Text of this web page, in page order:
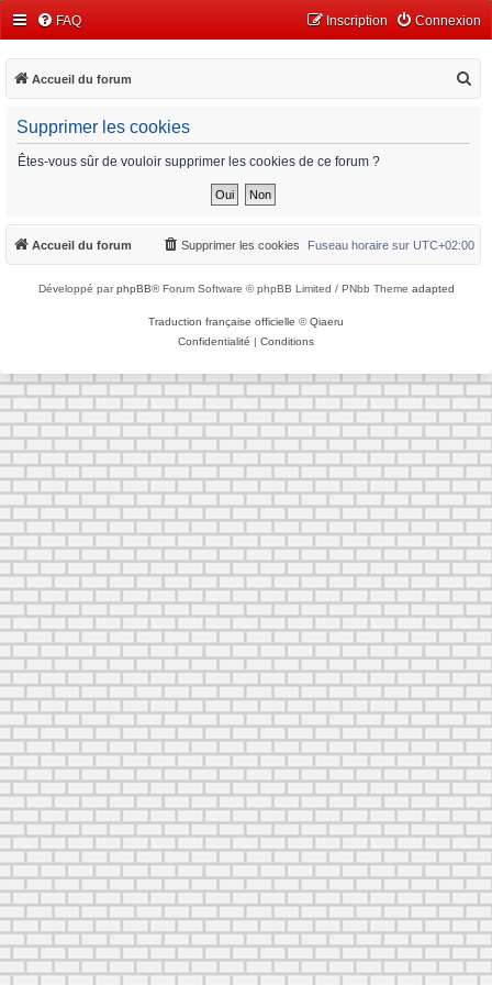
FAQ Connexion
Inscription
Accueil du forum
h
Supprimer les cookies
Êtes-vous sûr de vouloir supprimer les cookies de ce forum ?
Accueil du forum Fuseau horaire sur UTC+02:00
Supprimer les cookies
Développé parphpBB® Forum Software © phpBB Limited / PNbb Theme adapted
Traduction française officielle ©Qiaeru
Confidentialité | Conditions